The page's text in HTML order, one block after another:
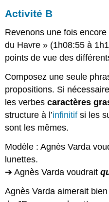
Activité B
Revenons une fois
du Havre » (1h08:55 à
points de vue des
Composez une seule
propositions. Si
les verbescaractères
structure à l’infinitif si les
sont les mêmes.
Modèle : Agnès Varda
lunettes.
➔ Agnès Varda voudrait
Agnès Varda aimerait